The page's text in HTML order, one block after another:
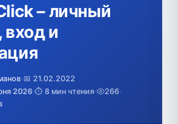
– личный
вход и
·📅 21.02.2022
2026·⏱️ 8 мин чтения· 266·